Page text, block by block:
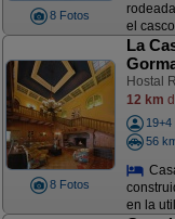
8 Fotos
el
8 Fotos
La
Hostal
12 km
19+4
56
en la